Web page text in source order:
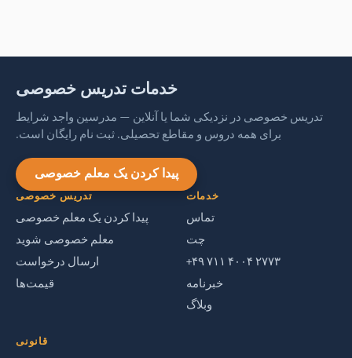
خدمات تدریس خصوصی
تدریس خصوصی در نزدیکی شما یا آنلاین — مدرسین واجد شرایط
برای همه دروس و مقاطع تحصیلی. ثبت نام رایگان است.
پیدا کردن یک معلم خصوصی
تدریس خصوصی
پیدا کردن یک معلم خصوصی
معلم خصوصی شوید
ارسال درخواست
قیمت‌ها
خدمات
تماس
چت
‎+۴۹ ۷۱۱ ۴۰۰۴ ۲۷۷۳‎
خبرنامه
وبلاگ
قانونی